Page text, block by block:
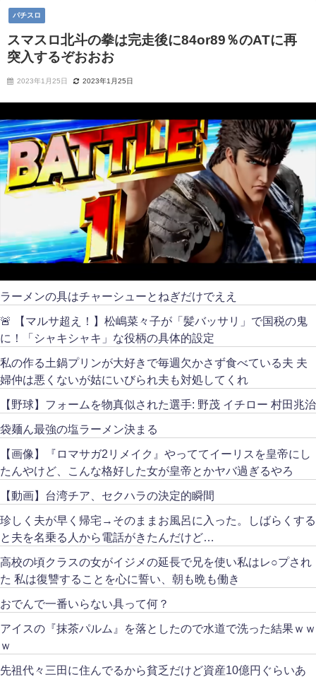
パチスロ
スマスロ北斗の拳は完走後に84or89％のATに再
突入するぞおおお
2023年1月25日 2023年1月25日
ラーメンの具はチャーシューとねぎだけでええ
🚨 【マルサ超え！】松嶋菜々子が「髪バッサリ」で国税の鬼
に！「シャキシャキ」な役柄の具体的設定
私の作る土鍋プリンが大好きで毎週欠かさず食べている夫 夫
婦仲は悪くないが姑にいびられ夫も対処してくれ
【野球】フォームを物真似された選手: 野茂 イチロー 村田兆治
袋麺ん最強の塩ラーメン決まる
【画像】『ロマサガ2リメイク』やっててイーリスを皇帝にし
たんやけど、こんな格好した女が皇帝とかヤバ過ぎるやろ
【動画】台湾チア、セクハラの決定的瞬間
珍しく夫が早く帰宅→そのままお風呂に入った。しばらくする
と夫を名乗る人から電話がきたんだけど…
高校の頃クラスの女がイジメの延長で兄を使い私はレ○プされ
た 私は復讐することを心に誓い、朝も晩も働き
おでんで一番いらない具って何？
アイスの『抹茶パルム』を落としたので水道で洗った結果ｗｗ
ｗ
先祖代々三田に住んでるから貧乏だけど資産10億円ぐらいあ